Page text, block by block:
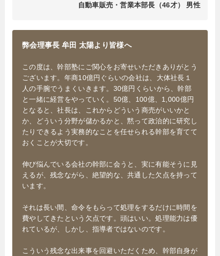
自動車販売・営業本部長（46才） 男性
弊会理事長 牟田 太陽より皆様へ
この度は、幹部塾にご関心をお寄せいただきありがとう
ございます。年商10億円ぐらいの会社は、大体社長１
人の手腕でうまくいきます。30億円くらいから、幹部
と一緒に経営をやっていく。50億、100億、1,000億円
となると、社長は、これからどういう商売がいいかと
か、どういう分野が儲かるかと、黙って政治的に研究し
たりできるよう実務的なことを任せられる幹部を育てて
おくことが大切です。
伸び悩んでいる会社の幹部に会うと、実に有能そうに見
えるが、残念ながら、絶望的な、共通した欠点を持って
います。
それは長い間、命令をもらって処理をするだけに時間を
費やしてきたという欠点です。頭はいい。処理能力は優
れているが、しかし、指導者ではないのです。
こういう残念な出来事を回避いただくため、幹部自身が